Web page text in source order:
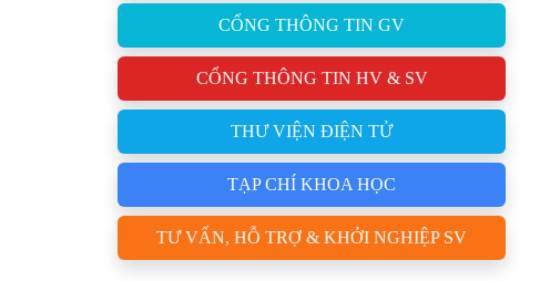
CỔNG THÔNG TIN GV
CỔNG THÔNG TIN HV & SV
THƯ VIỆN ĐIỆN TỬ
TẠP CHÍ KHOA HỌC
TƯ VẤN, HỖ TRỢ & KHỞI NGHIỆP SV